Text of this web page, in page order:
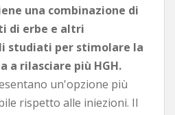
una combinazione di
di erbe e altri
studiati per stimolare la
a rilasciare più HGH.
un'opzione più
rispetto alle iniezioni. Il